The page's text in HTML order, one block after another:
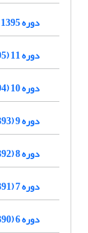
دوره 1395 (1395)
دوره 11 (1395)
دوره 10 (1394)
دوره 9 (1393)
دوره 8 (1392)
دوره 7 (1391)
دوره 6 (1390)